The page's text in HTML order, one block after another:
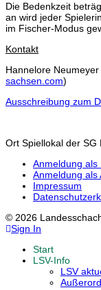
Die Bedenkzeit
an wird jeder
im Fischer-Modus
Kontakt
Hannelore Neumeyer
sachsen.com)
Ausschreibung zum
Ort Spiellokal der SG
Anmeldung als
Anmeldung als
Impressum
© 2026
Sign In
Start
LSV-Info
LSV